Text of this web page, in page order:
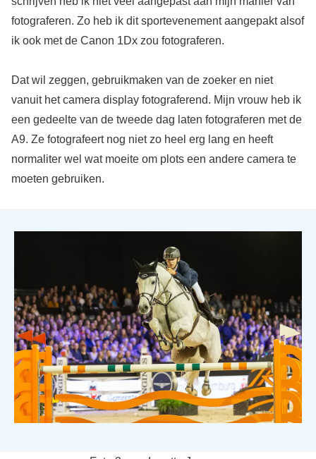
fotograferen. Zo heb ik dit sportevenement aangepakt alsof
ik ook met de Canon 1Dx zou fotograferen.
Dat wil zeggen, gebruikmaken van de zoeker en niet
vanuit het camera display fotograferend. Mijn vrouw heb ik
een gedeelte van de tweede dag laten fotograferen met de
A9. Ze fotografeert nog niet zo heel erg lang en heeft
normaliter wel wat moeite om plots een andere camera te
moeten gebruiken.